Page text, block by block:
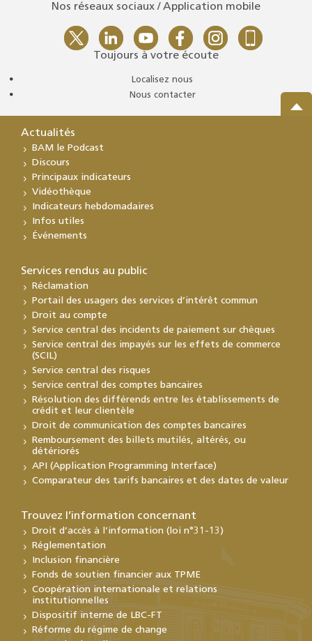
Nos réseaux sociaux / Application mobile
Toujours à votre écoute
Localisez nous
Nous contacter
Actualités
BAM le Podcast
Discours
Principaux indicateurs
Vidéothèque
Indicateurs hebdomadaires
Infos utiles
Événements
Services rendus au public
Réclamation
Portail des usagers des services d’intérêt commun
Droit au compte
Service central des incidents de paiement sur chèques
Service central des impayés sur les effets de commerce
(SCIL)
Service central des risques
Service central des comptes bancaires
Résolution des différends entre les établissements de
crédit et leur clientèle
Droit de communication des comptes bancaires
Remboursement des billets mutilés, altérés, ou
détériorés
API (Application Programming Interface)
Comparateur des tarifs bancaires et des dates de valeur
Trouvez l’information concernant
Droit d’accès à l’information (loi n°31-13)
Réglementation
Inclusion financière
Fonds de soutien financier aux TPME
Coopération internationale et relations
institutionnelles
Dispositif interne de LBC-FT
Réforme du régime de change